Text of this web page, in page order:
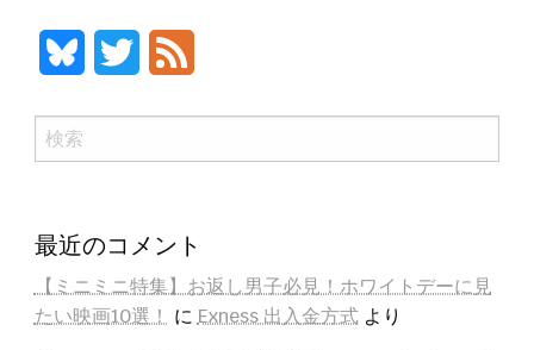
Bluesky Twitter
検
索
最近のコメント
【ミニミニ特集】お返し男子必見！ホワイトデーに見
たい映画10選！ に Exness 出入金方式より